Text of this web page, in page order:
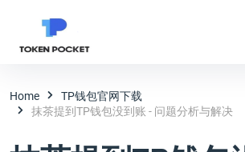
Home
TP钱包官网下载
抹茶提到TP钱包没到账 - 问题分析与解决